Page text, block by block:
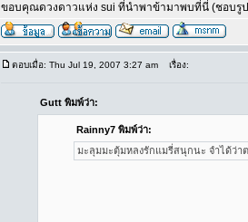
ขอบคุณดวงดาวแห่ง sui ที่นำพาข้ามาพบที่นี่ (ชอบรู
ตอบเมื่อ: Thu Jul 19, 2007 3:27 am เรื่อง:
Gutt พิมพ์ว่า:
Rainny7 พิมพ์ว่า:
มะลุมมะตุ้มหลงรักแมรี่สนุกนะ จำได้ว่า